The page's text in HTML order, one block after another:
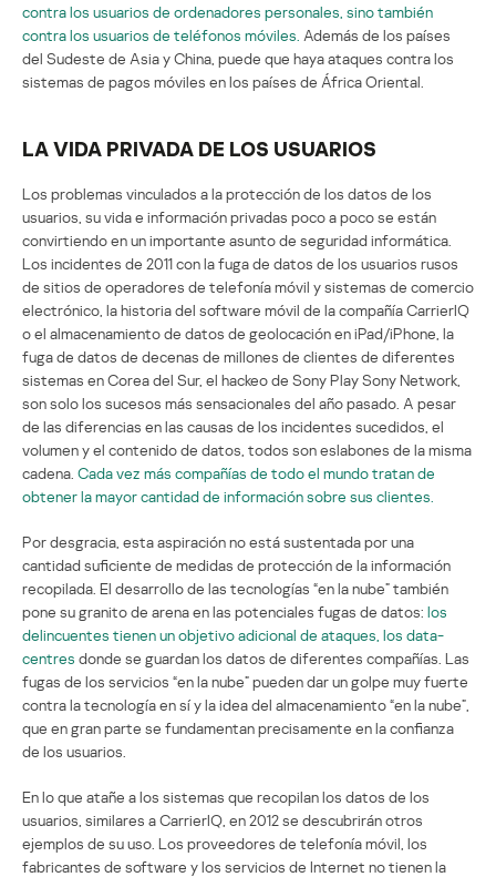
contra los usuarios de ordenadores personales, sino también
contra los usuarios de teléfonos móviles. Además de los países
del Sudeste de Asia y China, puede que haya ataques contra los
sistemas de pagos móviles en los países de África Oriental.
LA VIDA PRIVADA DE LOS USUARIOS
Los problemas vinculados a la protección de los datos de los
usuarios, su vida e información privadas poco a poco se están
convirtiendo en un importante asunto de seguridad informática.
Los incidentes de 2011 con la fuga de datos de los usuarios rusos
de sitios de operadores de telefonía móvil y sistemas de comercio
electrónico, la historia del software móvil de la compañía CarrierIQ
o el almacenamiento de datos de geolocación en iPad/iPhone, la
fuga de datos de decenas de millones de clientes de diferentes
sistemas en Corea del Sur, el hackeo de Sony Play Sony Network,
son solo los sucesos más sensacionales del año pasado. A pesar
de las diferencias en las causas de los incidentes sucedidos, el
volumen y el contenido de datos, todos son eslabones de la misma
cadena. Cada vez más compañías de todo el mundo tratan de
obtener la mayor cantidad de información sobre sus clientes.
Por desgracia, esta aspiración no está sustentada por una
cantidad suficiente de medidas de protección de la información
recopilada. El desarrollo de las tecnologías “en la nube” también
pone su granito de arena en las potenciales fugas de datos: los
delincuentes tienen un objetivo adicional de ataques, los data-
centres donde se guardan los datos de diferentes compañías. Las
fugas de los servicios “en la nube” pueden dar un golpe muy fuerte
contra la tecnología en sí y la idea del almacenamiento “en la nube”,
que en gran parte se fundamentan precisamente en la confianza
de los usuarios.
En lo que atañe a los sistemas que recopilan los datos de los
usuarios, similares a CarrierIQ, en 2012 se descubrirán otros
ejemplos de su uso. Los proveedores de telefonía móvil, los
fabricantes de software y los servicios de Internet no tienen la